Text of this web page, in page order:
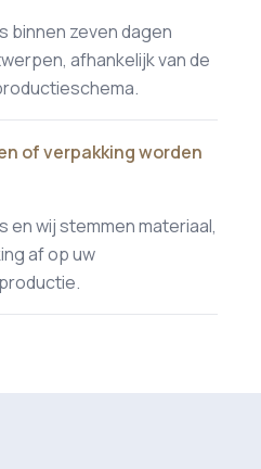
binnen zeven dagen
afhankelijk van de
of verpakking worden
en wij stemmen materiaal,
af op uw